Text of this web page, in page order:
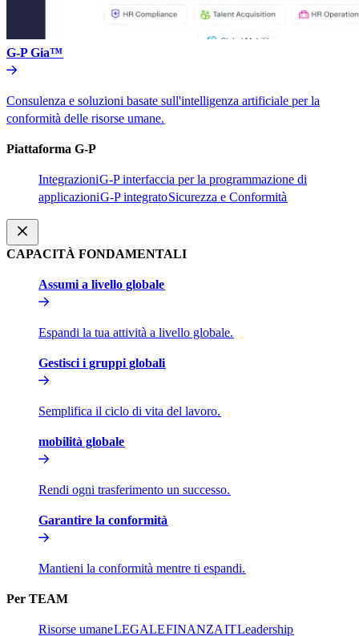
G-P Gia™​​
Consulenza e soluzioni basate sull'intelligenza artificiale per la
conformità delle risorse umane.​​
Piattaforma G-P​​
Integrazioni​​G-P interfaccia per la programmazione di
applicazioni​​G-P integrato​​Sicurezza e Conformità​​
CAPACITÀ FONDAMENTALI​​
Assumi a livello globale​​
Espandi la tua attività a livello globale.​​
Gestisci i gruppi globali​​
Semplifica il ciclo di vita del lavoro.​​
mobilità globale​​
Rendi ogni trasferimento un successo.​​
Garantire la conformità​​
Mantieni la conformità mentre ti espandi.​​
Per TEAM​​
Risorse umane​​LEGALE​​FINANZA​​IT​​Leadership​​